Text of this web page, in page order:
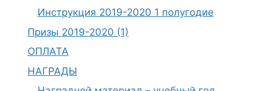
Инструкция 2019-2020 1 полугодие
Призы 2019-2020 (1)
ОПЛАТА
НАГРАДЫ